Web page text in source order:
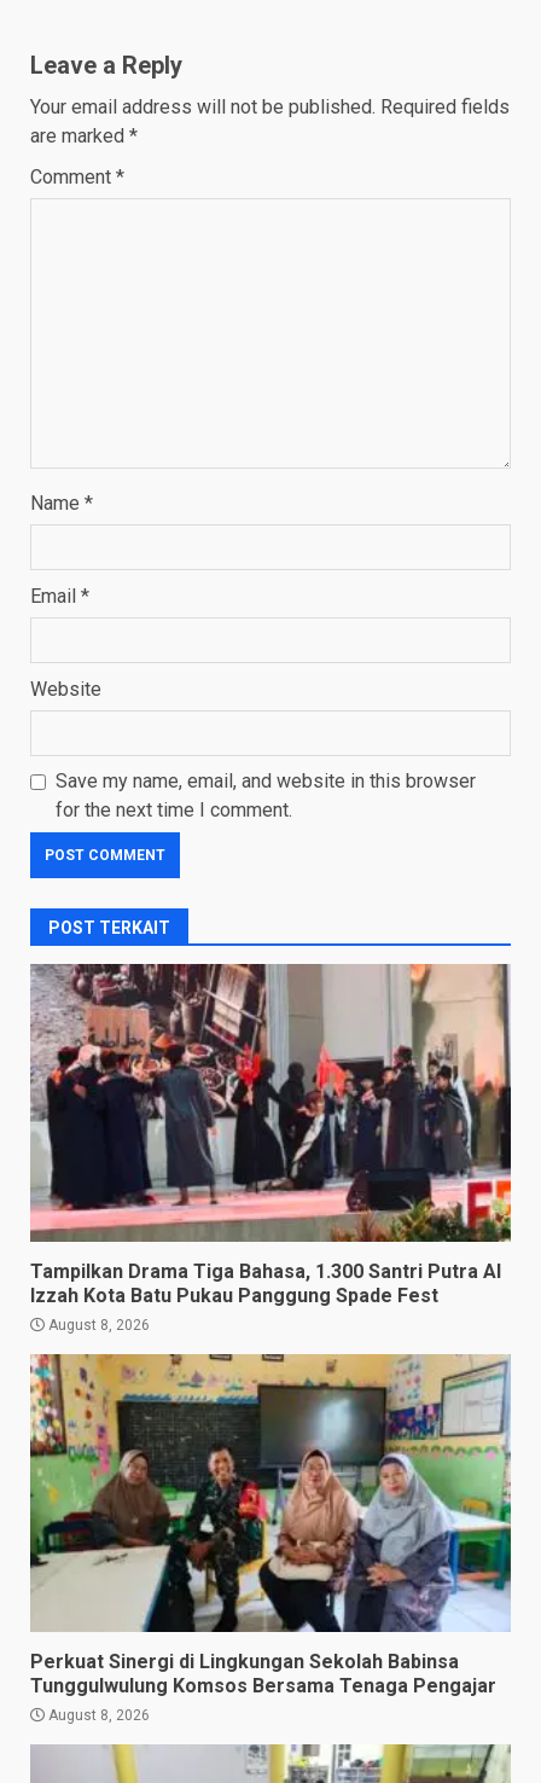
Leave a Reply
Your email address will not be published. Required fields
are marked *
Comment *
Name *
Email *
Website
Save my name, email, and website in this browser
for the next time I comment.
POST TERKAIT
Tampilkan Drama Tiga Bahasa, 1.300 Santri Putra Al
Izzah Kota Batu Pukau Panggung Spade Fest
August 8, 2026
Perkuat Sinergi di Lingkungan Sekolah Babinsa
Tunggulwulung Komsos Bersama Tenaga Pengajar
August 8, 2026